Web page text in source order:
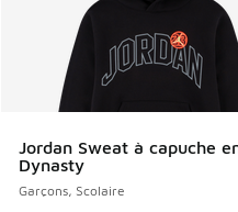
Jordan Sweat à capuche
Dynasty
Garçons, Scolaire